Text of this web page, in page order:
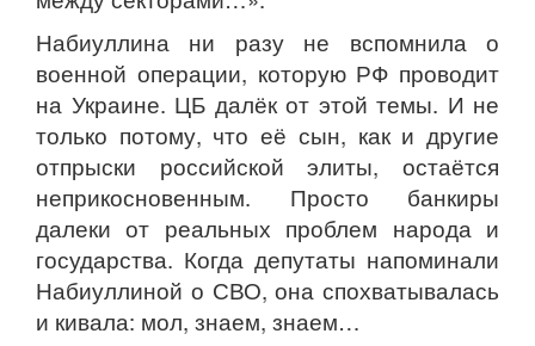
Набиуллина ни разу не вспомнила о
военной операции, которую РФ проводит
на Украине. ЦБ далёк от этой темы. И не
только потому, что её сын, как и другие
отпрыски российской элиты, остаётся
неприкосновенным. Просто банкиры
далеки от реальных проблем народа и
государства. Когда депутаты напоминали
Набиуллиной о СВО, она спохватывалась
и кивала: мол, знаем, знаем…